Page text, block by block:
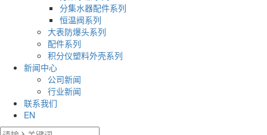
分集水器配件系列
恒温阀系列
大表防爆头系列
配件系列
积分仪塑料外壳系列
新闻中心
公司新闻
行业新闻
联系我们
EN